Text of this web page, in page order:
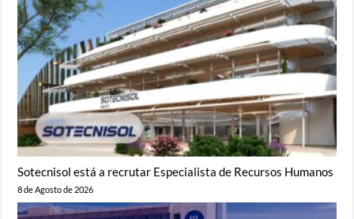
Sotecnisol está a recrutar Especialista de Recursos Humanos
8 de Agosto de 2026